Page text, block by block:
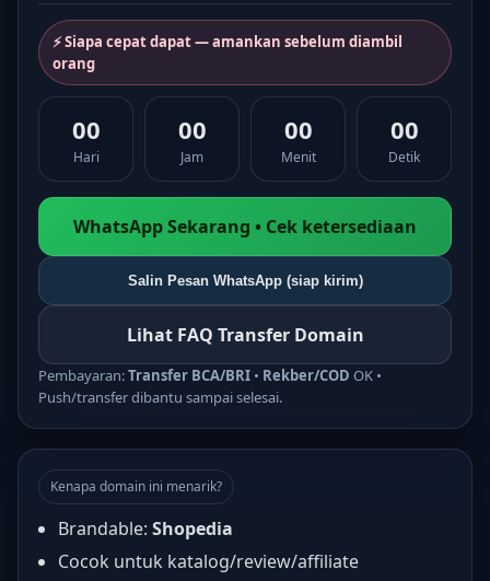
⚡ Siapa cepat dapat — amankan sebelum diambil
orang
00
Hari
00
Jam
00
Menit
00
Detik
WhatsApp Sekarang • Cek ketersediaan
Salin Pesan WhatsApp (siap kirim)
Lihat FAQ Transfer Domain
Pembayaran:Transfer BCA/BRI • Rekber/COD OK •
Push/transfer dibantu sampai selesai.
Kenapa domain ini menarik?
Brandable: Shopedia
Cocok untuk katalog/review/affiliate